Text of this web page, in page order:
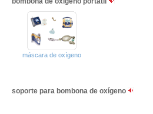
máscara de oxígeno
soporte para bombona de oxígeno